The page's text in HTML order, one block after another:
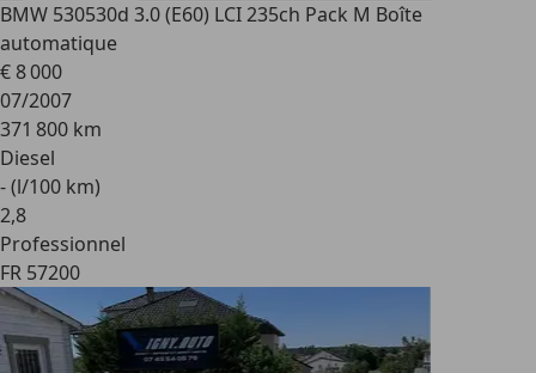
BMW 530530d 3.0 (E60) LCI 235ch Pack M Boîte
automatique
€ 8 000
07/2007
371 800 km
Diesel
- (l/100 km)
2,8
Professionnel
FR 57200